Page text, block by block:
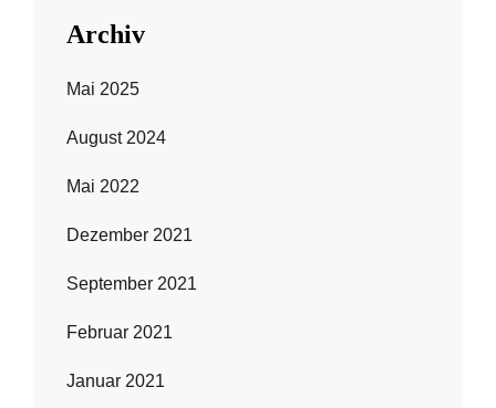
Archiv
Mai 2025
August 2024
Mai 2022
Dezember 2021
September 2021
Februar 2021
Januar 2021